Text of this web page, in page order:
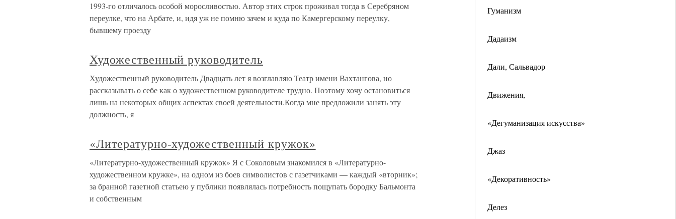
Гуманизм
Дадаизм
Дали, Сальвадор
Движения,
«Дегуманизация искусства»
Джаз
«Декоративность»
Делез
1993-го отличалось особой моросливостью. Автор этих строк проживал тогда в Серебряном
переулке, что на Арбате, и, идя уж не помню зачем и куда по Камергерскому переулку,
бывшему проезду
Художественный руководитель
Художественный руководитель Двадцать лет я возглавляю Театр имени Вахтангова, но
рассказывать о себе как о художественном руководителе трудно. Поэтому хочу остановиться
лишь на некоторых общих аспектах своей деятельности.Когда мне предложили занять эту
должность, я
«Литературно-художественный кружок»
«Литературно-художественный кружок» Я с Соколовым знакомился в «Литературно-
художественном кружке», на одном из боев символистов с газетчиками — каждый «вторник»;
за бранной газетной статьею у публики появлялась потребность пощупать бородку Бальмонта
и собственным